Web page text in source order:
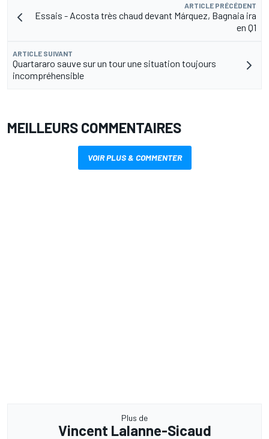
ARTICLE PRÉCÉDENT
Essais - Acosta très chaud devant Márquez, Bagnaia ira
en Q1
ARTICLE SUIVANT
Quartararo sauve sur un tour une situation toujours
incompréhensible
MEILLEURS COMMENTAIRES
VOIR PLUS & COMMENTER
Plus de
Vincent Lalanne-Sicaud